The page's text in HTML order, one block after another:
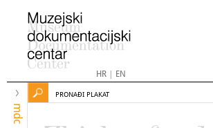
HR| EN
mdc
PRONAĐI PLAKAT